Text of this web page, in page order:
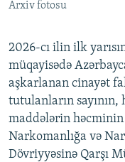
Arxiv fotosu
2026-cı ilin ilk
müqayisədə
aşkarlanan cinayət
tutulanların
maddələrin
Narkomanlığa və
Dövriyyəsinə Qarşı